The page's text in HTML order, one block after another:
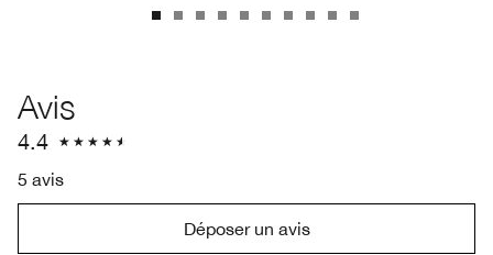
Avis
4.4
5 avis
Déposer un avis